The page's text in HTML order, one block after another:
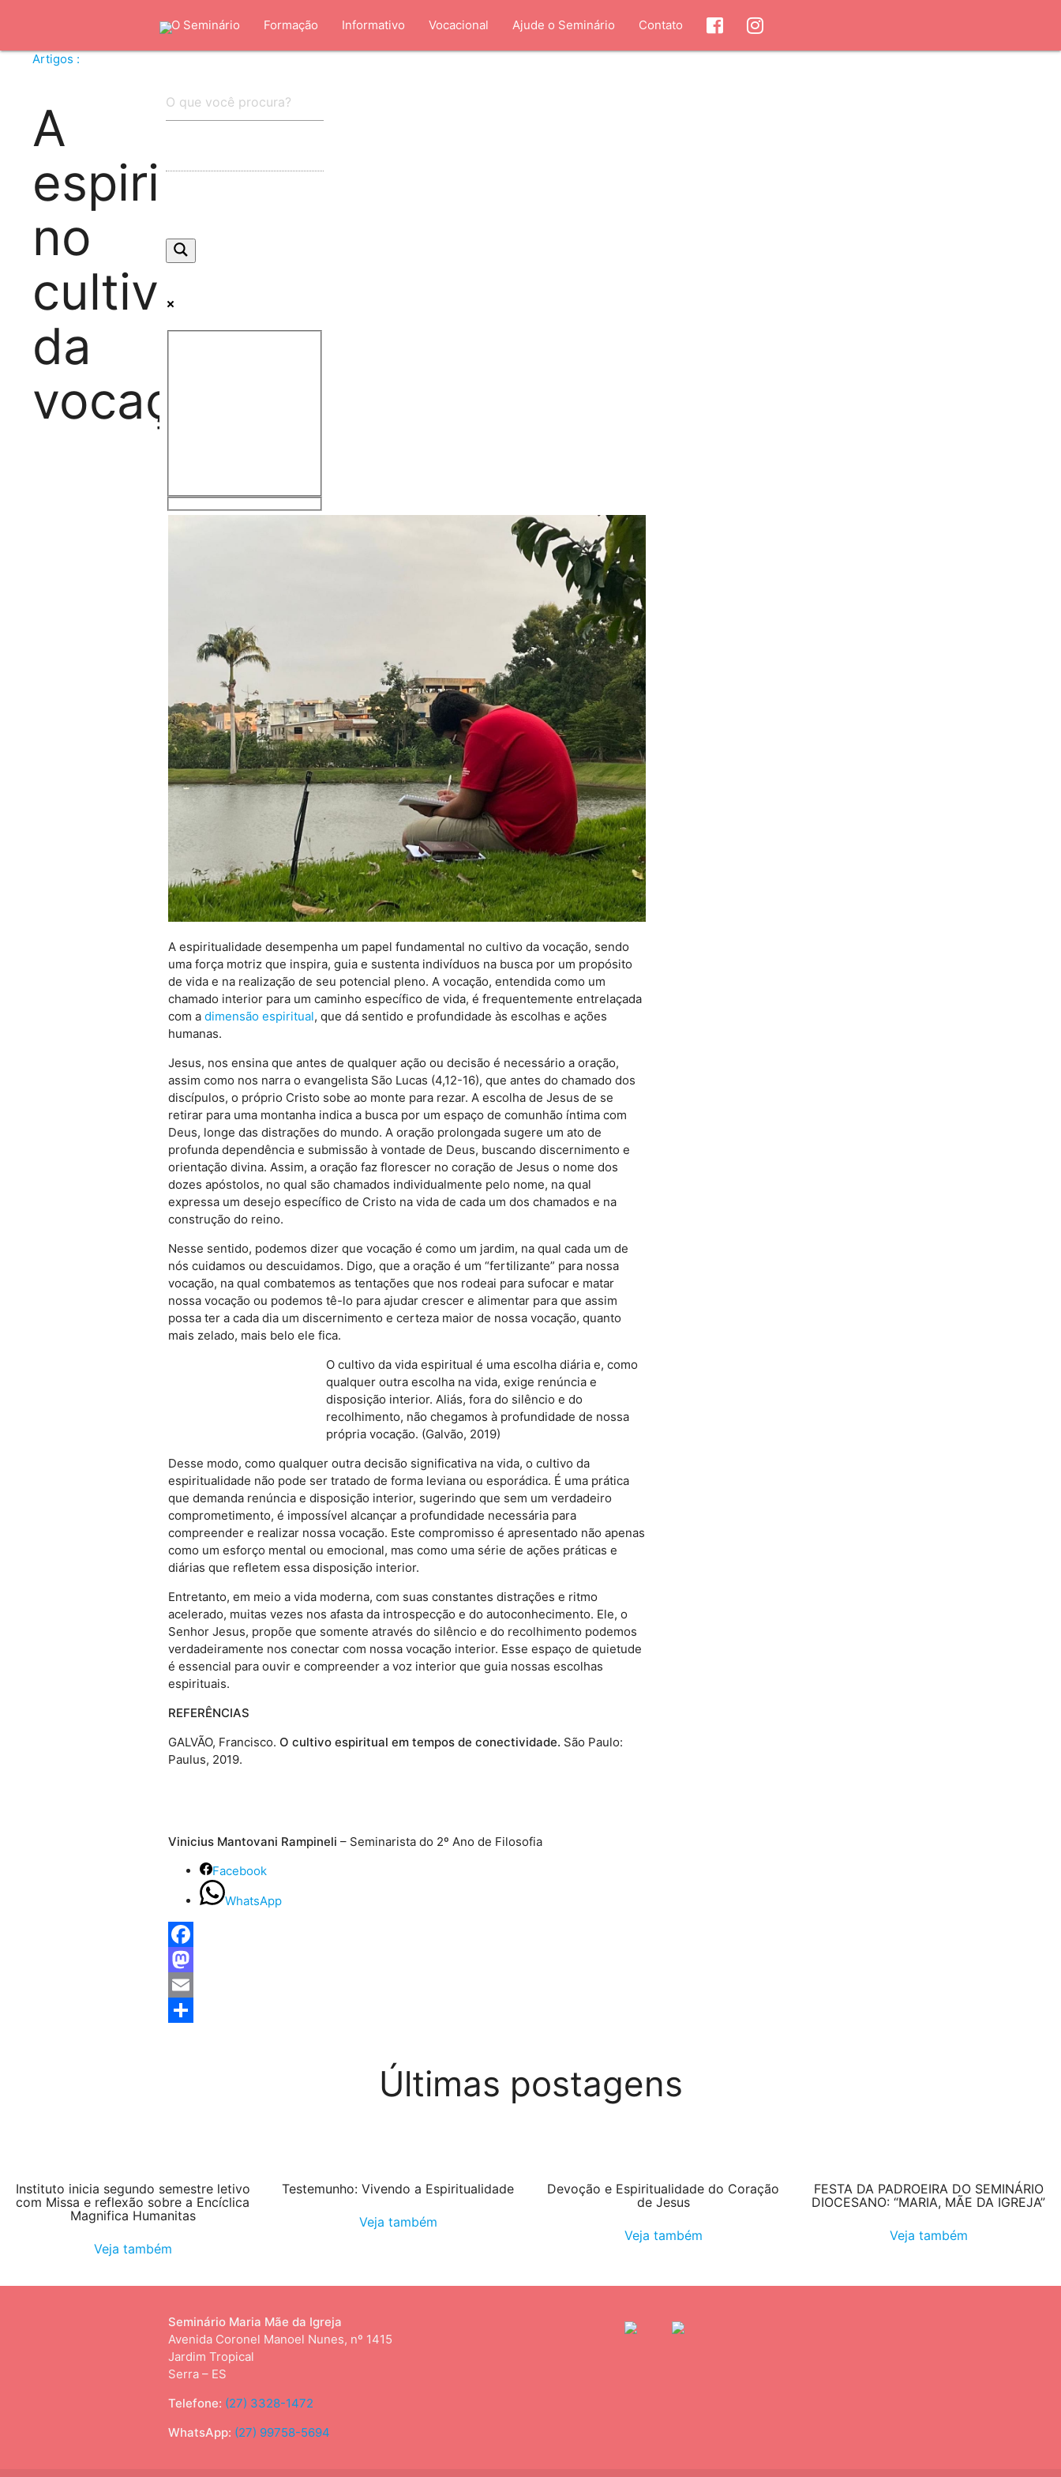
O Seminário Formação Informativo Vocacional Ajude o Seminário Contato
Artigos :
A
espiritualidade
no
cultivo
da
vocação
A espiritualidade desempenha um papel fundamental no cultivo da vocação, sendo
uma força motriz que inspira, guia e sustenta indivíduos na busca por um propósito
de vida e na realização de seu potencial pleno. A vocação, entendida como um
chamado interior para um caminho específico de vida, é frequentemente entrelaçada
com a dimensão espiritual, que dá sentido e profundidade às escolhas e ações
humanas.
Jesus, nos ensina que antes de qualquer ação ou decisão é necessário a oração,
assim como nos narra o evangelista São Lucas (4,12-16), que antes do chamado dos
discípulos, o próprio Cristo sobe ao monte para rezar. A escolha de Jesus de se
retirar para uma montanha indica a busca por um espaço de comunhão íntima com
Deus, longe das distrações do mundo. A oração prolongada sugere um ato de
profunda dependência e submissão à vontade de Deus, buscando discernimento e
orientação divina. Assim, a oração faz florescer no coração de Jesus o nome dos
dozes apóstolos, no qual são chamados individualmente pelo nome, na qual
expressa um desejo específico de Cristo na vida de cada um dos chamados e na
construção do reino.
Nesse sentido, podemos dizer que vocação é como um jardim, na qual cada um de
nós cuidamos ou descuidamos. Digo, que a oração é um “fertilizante” para nossa
vocação, na qual combatemos as tentações que nos rodeai para sufocar e matar
nossa vocação ou podemos tê-lo para ajudar crescer e alimentar para que assim
possa ter a cada dia um discernimento e certeza maior de nossa vocação, quanto
mais zelado, mais belo ele fica.
O cultivo da vida espiritual é uma escolha diária e, como
qualquer outra escolha na vida, exige renúncia e
disposição interior. Aliás, fora do silêncio e do
recolhimento, não chegamos à profundidade de nossa
própria vocação. (Galvão, 2019)
Desse modo, como qualquer outra decisão significativa na vida, o cultivo da
espiritualidade não pode ser tratado de forma leviana ou esporádica. É uma prática
que demanda renúncia e disposição interior, sugerindo que sem um verdadeiro
comprometimento, é impossível alcançar a profundidade necessária para
compreender e realizar nossa vocação. Este compromisso é apresentado não apenas
como um esforço mental ou emocional, mas como uma série de ações práticas e
diárias que refletem essa disposição interior.
Entretanto, em meio a vida moderna, com suas constantes distrações e ritmo
acelerado, muitas vezes nos afasta da introspecção e do autoconhecimento. Ele, o
Senhor Jesus, propõe que somente através do silêncio e do recolhimento podemos
verdadeiramente nos conectar com nossa vocação interior. Esse espaço de quietude
é essencial para ouvir e compreender a voz interior que guia nossas escolhas
espirituais.
REFERÊNCIAS
GALVÃO, Francisco. O cultivo espiritual em tempos de conectividade. São Paulo:
Paulus, 2019.
Vinicius Mantovani Rampineli – Seminarista do 2º Ano de Filosofia
Facebook
WhatsApp
Facebook
Mastodon
Email
Últimas postagens
Instituto inicia segundo semestre letivo
com Missa e reflexão sobre a Encíclica
Magnifica Humanitas
Veja também
Testemunho: Vivendo a Espiritualidade
Veja também
Devoção e Espiritualidade do Coração
de Jesus
Veja também
FESTA DA PADROEIRA DO SEMINÁRIO
DIOCESANO: “MARIA, MÃE DA IGREJA”
Veja também
Seminário Maria Mãe da Igreja
Avenida Coronel Manoel Nunes, nº 1415
Jardim Tropical
Serra – ES
Telefone: (27) 3328-1472
WhatsApp: (27) 99758-5694